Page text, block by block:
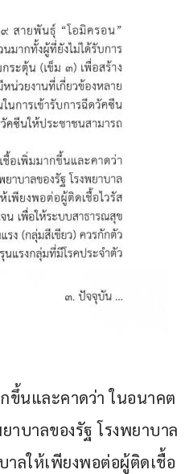
ขึ้นและคาดว่า ในอนาคต
าบาลของรัฐ โรงพยาบาล
าลให้เพียงพอต่อผู้ติดเชื้อ